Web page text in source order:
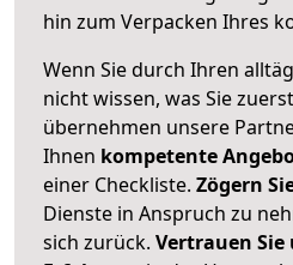
hin zum Verpacken Ihres
Wenn Sie durch Ihren
nicht wissen, was Sie
übernehmen unsere
Ihnen kompetente
einer Checkliste. Zögern
Dienste in Anspruch zu
sich zurück. Vertrauen Sie